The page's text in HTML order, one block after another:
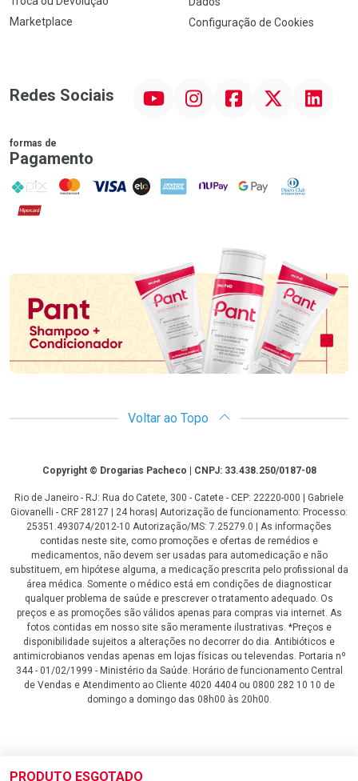
PRODUTO ESGOTADO
Marketplace
Configuração de Cookies
Redes Sociais InstagramFacebook Linkedin
formas de
Pagamento
PIX MasterCard
VISA ELO AMEX NuPay Google PayDiners Club
Hipercard
Promoção em Destaque
Voltar ao Topo
CopyrightCopyright © Drogarias Pacheco | CNPJ: 33.438.250/0187-08
Rio de Janeiro - RJ: Rua do Catete, 300 - Catete - CEP: 22220-000 | Gabriele
Giovanelli - CRF 28127 | 24 horas| Autorização de funcionamento: Processo:
25351.493074/2012-10 Autorização/MS: 7.25279.0 | As informações
contidas neste site, como promoções e ofertas de remédios e
medicamentos, não devem ser usadas para automedicação e não
substituem, em hipótese alguma, a medicação prescrita pelo profissional da
área médica. Somente o médico está em condições de diagnosticar
qualquer problema de saúde e prescrever o tratamento adequado. Os
preços e as promoções são válidos apenas para compras via internet. As
fotos contidas em nosso site são meramente ilustrativas. *Preços e
disponibilidade sujeitos a alterações no decorrer do dia. Antibióticos e
antimicrobianos vendas apenas em lojas físicas ou televendas. Portaria nº
344 - 01/02/1999 - Ministério da Saúde. Horário de funcionamento Central
de Vendas e Atendimento ao Cliente 4020 4404 ou 0800 282 10 10 de
domingo a domingo das 08h00 às 20h00.